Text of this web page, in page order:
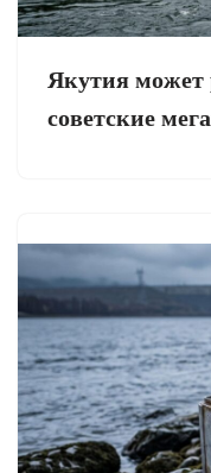
Якутия может
советские